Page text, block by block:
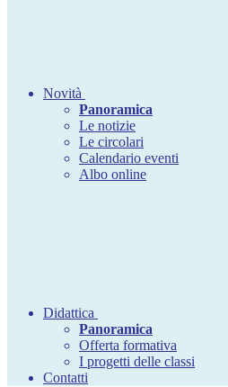
Novità
Panoramica
Le notizie
Le circolari
Calendario eventi
Albo online
Didattica
Panoramica
Offerta formativa
I progetti delle classi
Contatti